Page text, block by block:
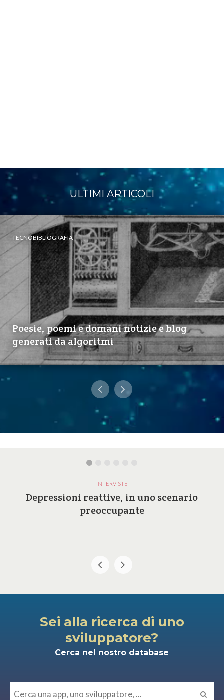
ULTIMI ARTICOLI
TECNOBIBLIOGRAFIA
Poesie, poemi e domani notizie e blog
generati da algoritmi
INTERVISTE
Depressioni reattive, in uno scenario
preoccupante
Sei alla ricerca di uno
sviluppatore?
Cerca nel nostro database